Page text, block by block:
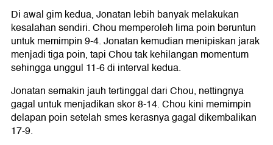
Di awal gim kedua, Jonatan lebih banyak melakukan
kesalahan sendiri. Chou memperoleh lima poin beruntun
untuk memimpin 9-4. Jonatan kemudian menipiskan jarak
menjadi tiga poin, tapi Chou tak kehilangan momentum
sehingga unggul 11-6 di interval kedua.
Jonatan semakin jauh tertinggal dari Chou, nettingnya
gagal untuk menjadikan skor 8-14. Chou kini memimpin
delapan poin setelah smes kerasnya gagal dikembalikan
17-9.